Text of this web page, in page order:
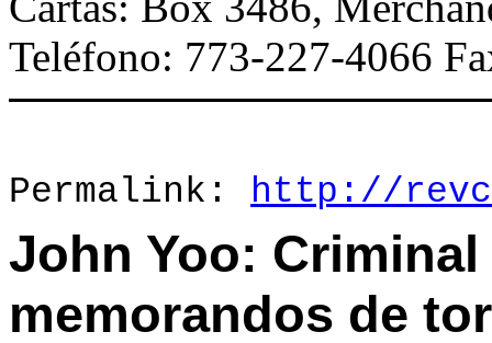
Teléfono: 773-227-4066
Permalink: http://
John Yoo:
memorandos de